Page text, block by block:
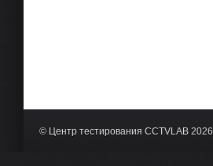
© Центр тестирования CCTVLAB 2026